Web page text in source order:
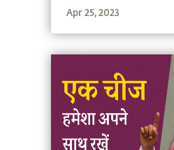
Apr 25, 2023